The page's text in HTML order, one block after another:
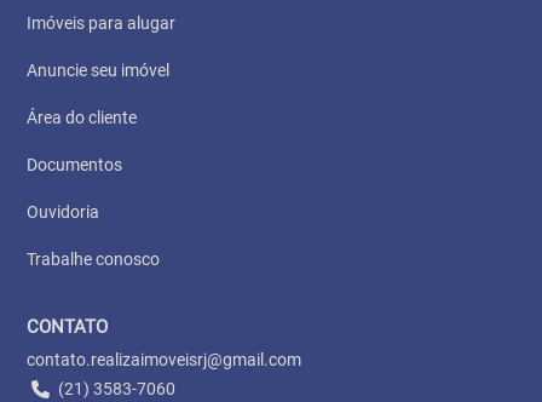
Imóveis para alugar
Anuncie seu imóvel
Área do cliente
Documentos
Ouvidoria
Trabalhe conosco
CONTATO
contato.realizaimoveisrj@gmail.com
(21) 3583-7060